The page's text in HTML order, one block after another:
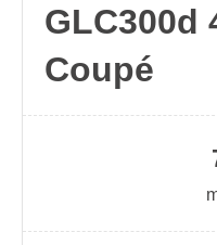
GLC300d
Coupé